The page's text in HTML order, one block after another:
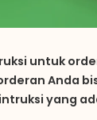
untuk
Anda
yang